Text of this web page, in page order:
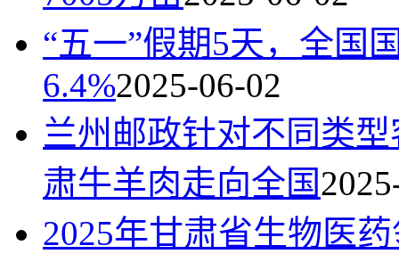
“五一”假期5天，全国
6.4%2025-06-02
兰州邮政针对不同类
肃牛羊肉走向全国
2025年甘肃省生物医